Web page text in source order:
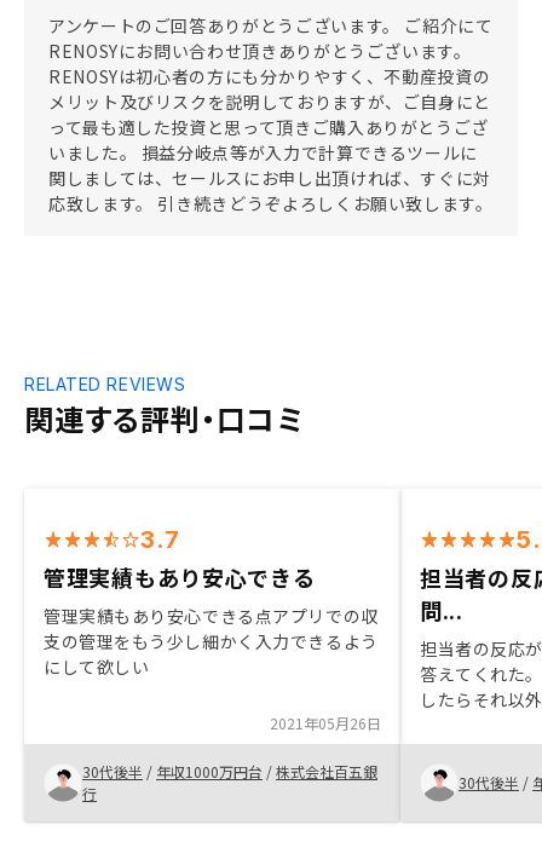
アンケートのご回答ありがとうございます。 ご紹介にて
RENOSYにお問い合わせ頂きありがとうございます。
RENOSYは初心者の方にも分かりやすく、不動産投資の
メリット及びリスクを説明しておりますが、ご自身にと
って最も適した投資と思って頂きご購入ありがとうござ
いました。 損益分岐点等が入力で計算できるツールに
関しましては、セールスにお申し出頂ければ、すぐに対
応致します。 引き続きどうぞよろしくお願い致します。
関連する評判・口コミ
RELATED REVIEWS
3.7
管理実績もあり安心できる
管理実績もあり安心できる点アプリでの収
支の管理をもう少し細かく入力できるよう
にして欲しい
2021年05月26日
30代後半 / 年収1000万円台 /株式会社百五銀
行
担当者の反
問...
担当者の反応
答えてくれた
したらそれ以
コミもあった
ーフォローも
す。OWNER
いと嬉しいで
30代後半 /